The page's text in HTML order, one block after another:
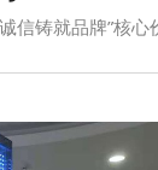
信铸就品牌”核心